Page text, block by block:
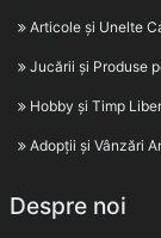
Articole și Unelte
Jucării și Produse
Hobby și Timp Liber
Adopții și Vânzări
Despre noi